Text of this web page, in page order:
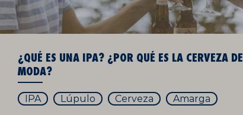
¿QUÉ ES UNA IPA? ¿POR QUÉ ES LA CERVEZA DE
MODA?
IPA Lúpulo Cerveza Amarga